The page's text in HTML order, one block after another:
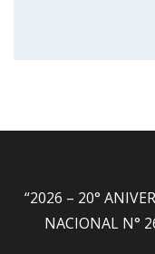
“2026 – 20°
NACIONAL N°